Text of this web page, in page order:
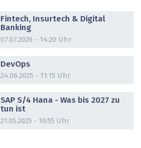
Fintech, Insurtech & Digital
Banking
07.07.2026 - 14:20 Uhr
DevOps
24.06.2025 - 11:15 Uhr
SAP S/4 Hana - Was bis 2027 zu
tun ist
21.05.2025 - 10:55 Uhr